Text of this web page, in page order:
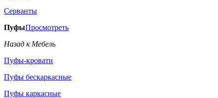
Серванты
ПуфыПросмотреть
Назад к Мебель
Пуфы-кровати
Пуфы бескаркасные
Пуфы каркасные